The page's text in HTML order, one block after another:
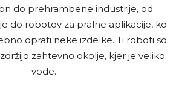
do prehrambene industrije, od
do robotov za pralne aplikacije, ko
oprati neke izdelke. Ti roboti so
zahtevno okolje, kjer je veliko
vode.